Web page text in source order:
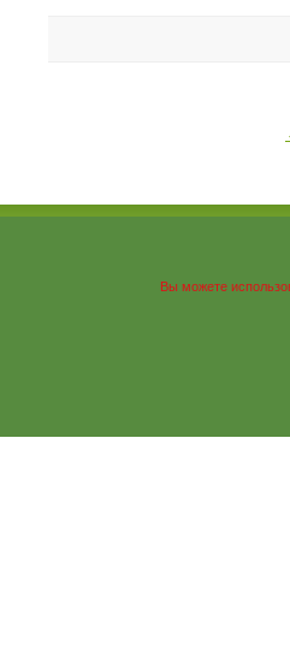
Вы можете